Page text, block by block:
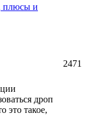
плюсы и
дроп
это такое,
2471